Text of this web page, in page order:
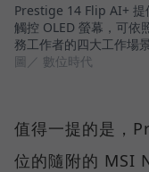
Prestige 14 Flip AI+ 提
觸控 OLED 螢幕，可依
務工作者的四大工作場景
圖／ 數位時代
值得一提的是，
位的隨附的 MSI